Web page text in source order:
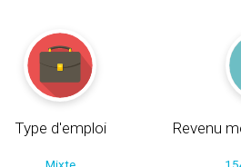
Type d'emploi Revenu